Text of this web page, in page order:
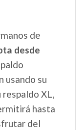
de
desde
usando su
respaldo XL,
hasta
del